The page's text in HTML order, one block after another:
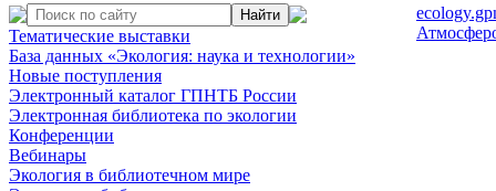
Тематические выставки
База данных «Экология: наука и технологии»
Новые поступления
Электронный каталог ГПНТБ России
Электронная библиотека по экологии
Конференции
Вебинары
Экология в библиотечном мире